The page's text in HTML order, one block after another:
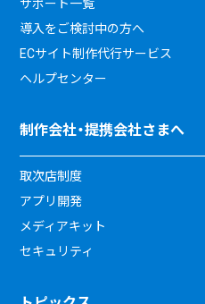
サポート一覧
導入をご検討中の方へ
ECサイト制作代行サービス
ヘルプセンター
制作会社・提携会社さまへ
取次店制度
アプリ開発
メディアキット
セキュリティ